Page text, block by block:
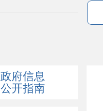
政府信息
公开指南